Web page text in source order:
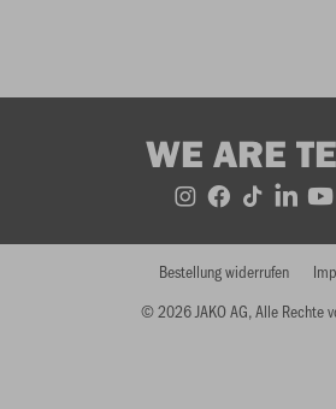
WE ARE
© 2026 JAKO AG, Alle Rechte
Bestellung widerrufen